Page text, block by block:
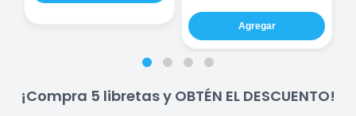
Agregar
¡Compra 5 libretas y OBTÉN EL DESCUENTO!